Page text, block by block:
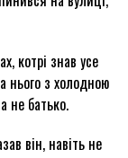
котрі знав усе
нього з холодною
не батько.
він, навіть не